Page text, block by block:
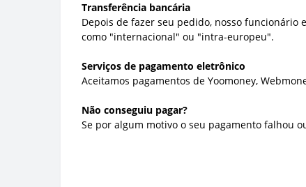
Transferência bancária
Depois de fazer seu pedido, nosso
como "internacional" ou "intra-europeu".
Serviços de pagamento eletrônico
Aceitamos pagamentos de Yoomoney,
Não conseguiu pagar?
Se por algum motivo o seu pagamento falhou